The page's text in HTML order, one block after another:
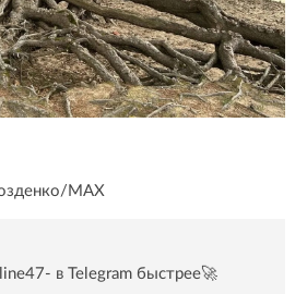
MAX
в Telegram быстрее🚀